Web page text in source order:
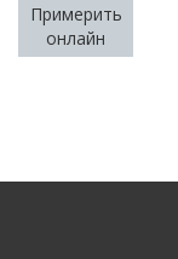
Примерить
онлайн